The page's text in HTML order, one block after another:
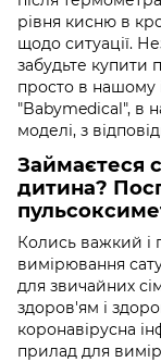
рівня кисню в
щодо ситуації.
забудьте купити
просто в нашому
"Babymedical", в
моделі, з
Займаєтеся
дитина?
Колись важкий і
вимірювання
для звичайних
здоров'ям і
коронавірусна
прилад для